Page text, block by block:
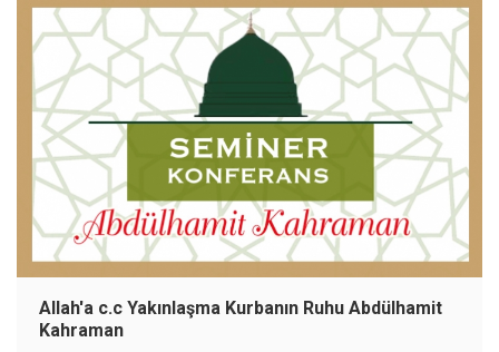
Allah'a c.c Yakınlaşma Kurbanın Ruhu Abdülhamit
Kahraman